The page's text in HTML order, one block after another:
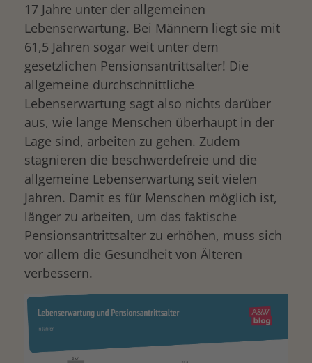
17 Jahre unter der allgemeinen
Lebenserwartung. Bei Männern liegt sie mit
61,5 Jahren sogar weit unter dem
gesetzlichen Pensionsantrittsalter! Die
allgemeine durchschnittliche
Lebenserwartung sagt also nichts darüber
aus, wie lange Menschen überhaupt in der
Lage sind, arbeiten zu gehen. Zudem
stagnieren die beschwerdefreie und die
allgemeine Lebenserwartung seit vielen
Jahren. Damit es für Menschen möglich ist,
länger zu arbeiten, um das faktische
Pensionsantrittsalter zu erhöhen, muss sich
vor allem die Gesundheit von Älteren
verbessern.